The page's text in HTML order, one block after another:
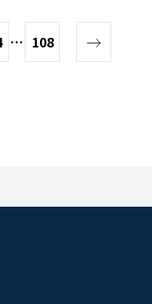
… 108